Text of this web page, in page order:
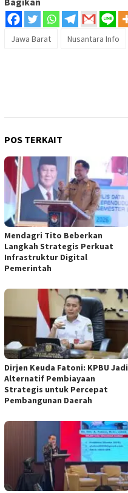
Jawa Barat Nusantara Info
POS TERKAIT
Mendagri Tito Beberkan
Langkah Strategis Perkuat
Infrastruktur Digital
Pemerintah
Dirjen Keuda Fatoni: KPBU Jadi
Alternatif Pembiayaan
Strategis untuk Percepat
Pembangunan Daerah